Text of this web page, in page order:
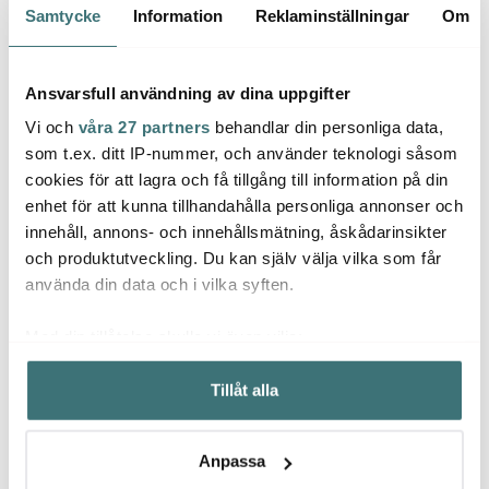
Samtycke Information Reklaminställningar Om
Ansvarsfull användning av dina uppgifter
Vi och våra 27 partners behandlar din personliga data,
som t.ex. ditt IP-nummer, och använder teknologi såsom
cookies för att lagra och få tillgång till information på din
enhet för att kunna tillhandahålla personliga annonser och
innehåll, annons- och innehållsmätning, åskådarinsikter
och produktutveckling. Du kan själv välja vilka som får
använda din data och i vilka syften.
Samla in information om din geografiska plats som
kan ha en noggrannhet på upp till flera meter
Identifiera din enhet genom att aktivt skanna den för
Ta reda på mer om hur dina personliga uppgifter
Tillåt alla
Anpassa
Vargen & Thor
Glima barset 3 delar
Solstickan
Burk för kaffefilter